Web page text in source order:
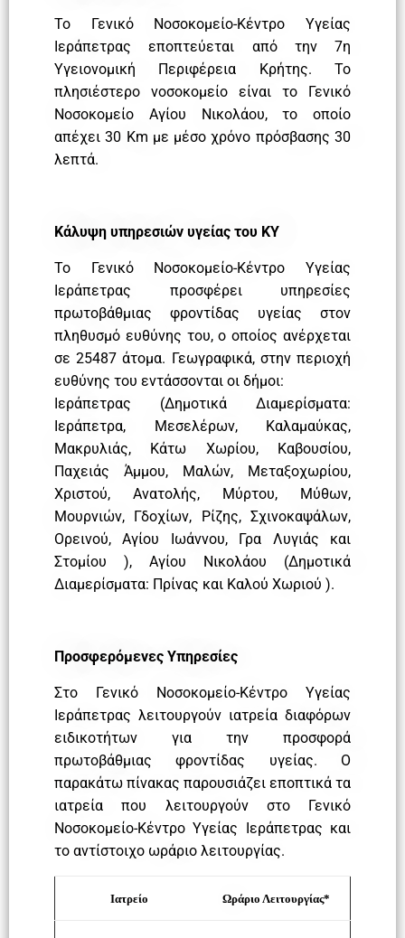
Το Γενικό Νοσοκομείο-Κέντρο Υγείας
Ιεράπετρας εποπτεύεται από την 7η
Υγειονομική Περιφέρεια Κρήτης. Το
πλησιέστερο νοσοκομείο είναι το Γενικό
Νοσοκομείο Αγίου Νικολάου, το οποίο
απέχει 30 Km με μέσο χρόνο πρόσβασης 30
λεπτά.
Κάλυψη υπηρεσιών υγείας του ΚΥ
Το Γενικό Νοσοκομείο-Κέντρο Υγείας
Ιεράπετρας προσφέρει υπηρεσίες
πρωτοβάθμιας φροντίδας υγείας στον
πληθυσμό ευθύνης του, ο οποίος ανέρχεται
σε 25487 άτομα. Γεωγραφικά, στην περιοχή
ευθύνης του εντάσσονται οι δήμοι:
Ιεράπετρας (Δημοτικά Διαμερίσματα:
Ιεράπετρα, Μεσελέρων, Καλαμαύκας,
Μακρυλιάς, Κάτω Χωρίου, Καβουσίου,
Παχειάς Άμμου, Μαλών, Μεταξοχωρίου,
Χριστού, Ανατολής, Μύρτου, Μύθων,
Μουρνιών, Γδοχίων, Ρίζης, Σχινοκαψάλων,
Ορεινού, Αγίου Ιωάννου, Γρα Λυγιάς και
Στομίου ), Αγίου Νικολάου (Δημοτικά
Διαμερίσματα: Πρίνας και Καλού Χωριού ).
Προσφερόμενες Υπηρεσίες
Στο Γενικό Νοσοκομείο-Κέντρο Υγείας
Ιεράπετρας λειτουργούν ιατρεία διαφόρων
ειδικοτήτων για την προσφορά
πρωτοβάθμιας φροντίδας υγείας. Ο
παρακάτω πίνακας παρουσιάζει εποπτικά τα
ιατρεία που λειτουργούν στο Γενικό
Νοσοκομείο-Κέντρο Υγείας Ιεράπετρας και
το αντίστοιχο ωράριο λειτουργίας.
Ιατρείο Ωράριο Λειτουργίας*